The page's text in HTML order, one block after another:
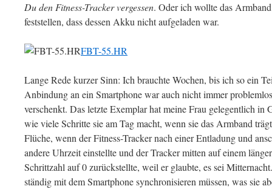
Du den Fitness-Tracker vergessen. Oder ich wollte das
feststellen, dass dessen Akku nicht aufgeladen war.
FBT-55.HR
Lange Rede kurzer Sinn: Ich brauchte Wochen, bis ich so ein
Anbindung an ein Smartphone war auch nicht immer
verschenkt. Das letzte Exemplar hat meine Frau gelegentlich in
wie viele Schritte sie am Tag macht, wenn sie das Armband
Flüche, wenn der Fitness-Tracker nach einer Entladung und
andere Uhrzeit einstellte und der Tracker mitten auf einem
Schrittzahl auf 0 zurückstellte, weil er glaubte, es sei
ständig mit dem Smartphone synchronisieren müssen, was sie